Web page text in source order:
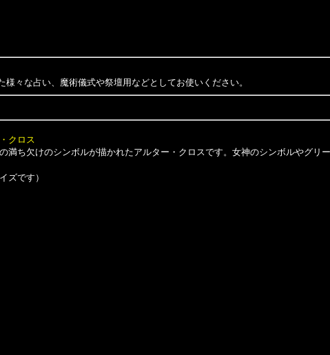
々な占い、魔術儀式や祭壇用などとしてお使いください。
クロス
満ち欠けのシンボルが描かれたアルター・クロスです。女神のシンボルやグリ
ズです）